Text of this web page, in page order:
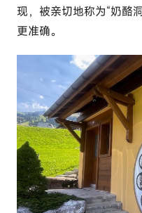
现，被亲切地称为“奶酪
更准确。